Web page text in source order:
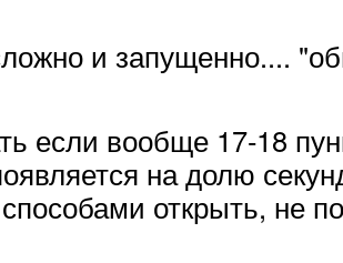
и запущенно....
если вообще 17-18
на долю
открыть, не